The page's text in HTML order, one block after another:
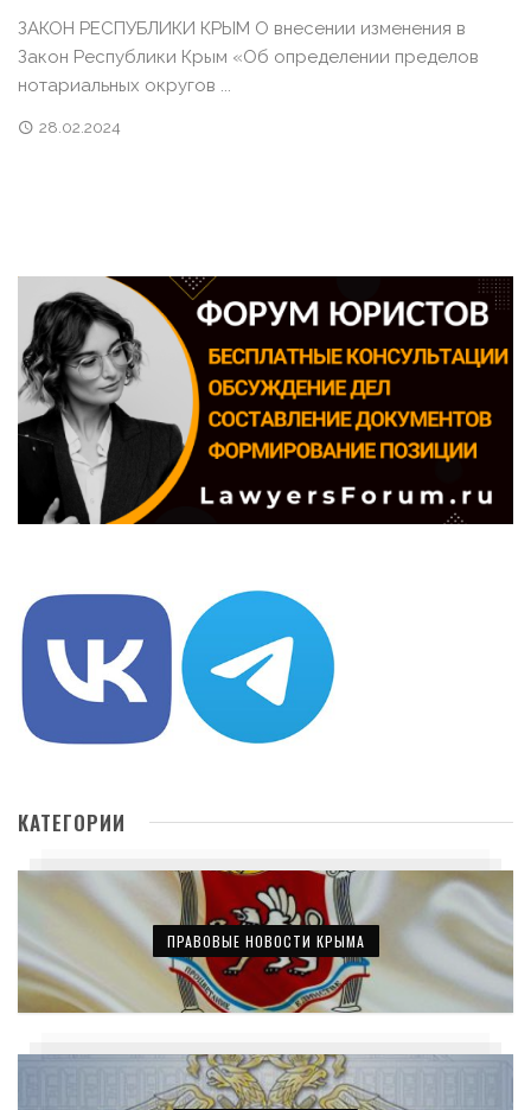
ЗАКОН РЕСПУБЛИКИ КРЫМ О внесении изменения в
Закон Республики Крым «Об определении пределов
нотариальных округов ...
28.02.2024
КАТЕГОРИИ
ПРАВОВЫЕ НОВОСТИ КРЫМА